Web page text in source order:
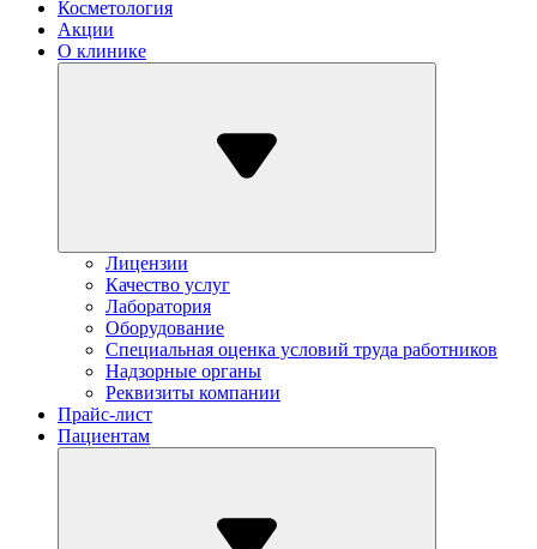
Косметология
Акции
О клинике
Лицензии
Качество услуг
Лаборатория
Оборудование
Специальная оценка условий труда работников
Надзорные органы
Реквизиты компании
Прайс-лист
Пациентам